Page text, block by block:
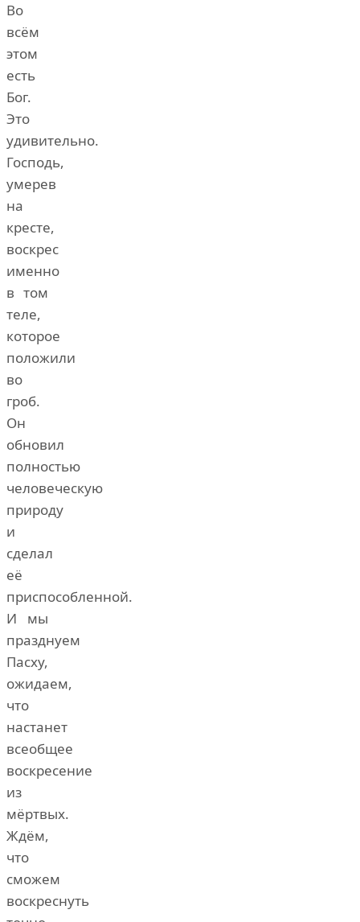
Во
всём
этом
есть
Бог.
Это
удивительно.
Господь,
умерев
на
кресте,
воскрес
именно
в том
теле,
которое
положили
во
гроб.
Он
обновил
полностью
человеческую
природу
и
сделал
её
приспособленной.
И мы
празднуем
Пасху,
ожидаем,
что
настанет
всеобщее
воскресение
из
мёртвых.
Ждём,
что
сможем
воскреснуть